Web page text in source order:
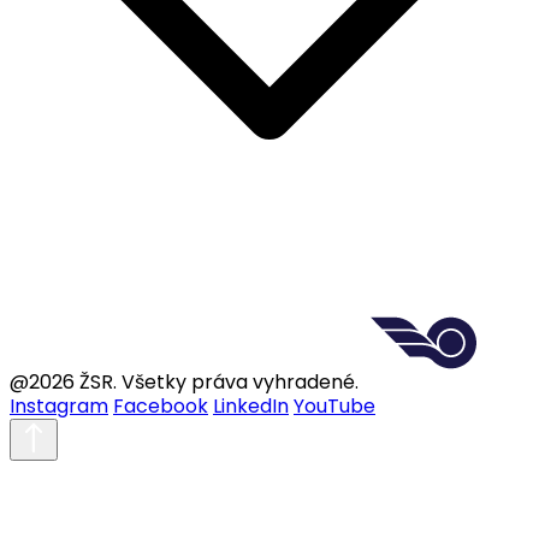
@2026 ŽSR. Všetky práva vyhradené.
Instagram Facebook LinkedInYouTube